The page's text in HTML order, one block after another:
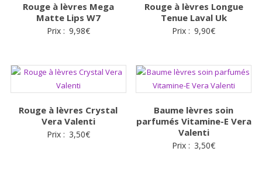
Rouge à lèvres Mega
Matte Lips W7
Prix : 9,98€
Rouge à lèvres Longue
Tenue Laval Uk
Prix : 9,90€
Rouge à lèvres Crystal
Vera Valenti
Prix : 3,50€
Baume lèvres soin
parfumés Vitamine-E Vera
Valenti
Prix : 3,50€